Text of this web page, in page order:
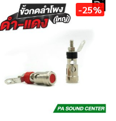
-25%